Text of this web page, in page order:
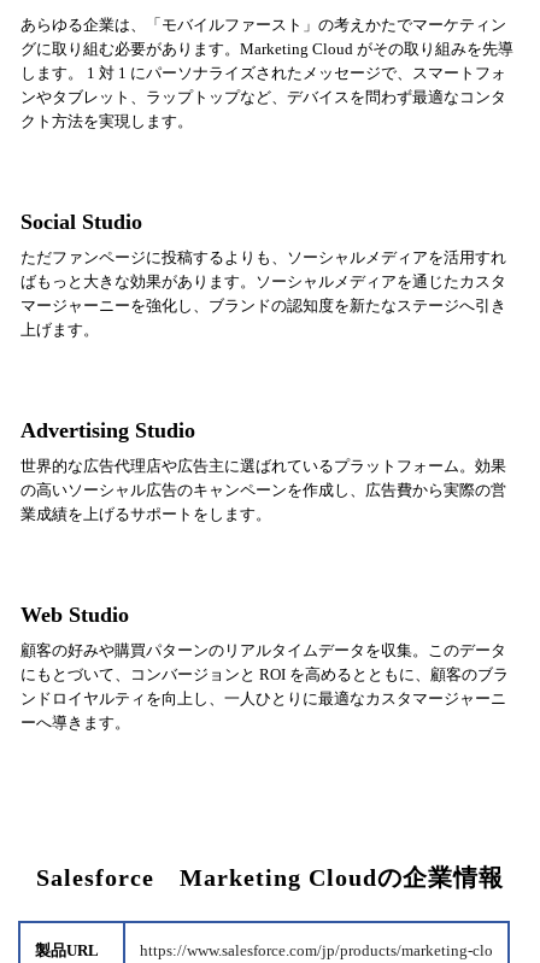
あらゆる企業は、「モバイルファースト」の考えかたでマーケティン
グに取り組む必要があります。Marketing Cloud がその取り組みを先導
します。 1 対 1 にパーソナライズされたメッセージで、スマートフォ
ンやタブレット、ラップトップなど、デバイスを問わず最適なコンタ
クト方法を実現します。
Social Studio
ただファンページに投稿するよりも、ソーシャルメディアを活用すれ
ばもっと大きな効果があります。ソーシャルメディアを通じたカスタ
マージャーニーを強化し、ブランドの認知度を新たなステージへ引き
上げます。
Advertising Studio
世界的な広告代理店や広告主に選ばれているプラットフォーム。効果
の高いソーシャル広告のキャンペーンを作成し、広告費から実際の営
業成績を上げるサポートをします。
Web Studio
顧客の好みや購買パターンのリアルタイムデータを収集。このデータ
にもとづいて、コンバージョンと ROI を高めるとともに、顧客のブラ
ンドロイヤルティを向上し、一人ひとりに最適なカスタマージャーニ
ーへ導きます。
Salesforce Marketing Cloudの企業情報
製品URL
https://www.salesforce.com/jp/products/marketing-clo